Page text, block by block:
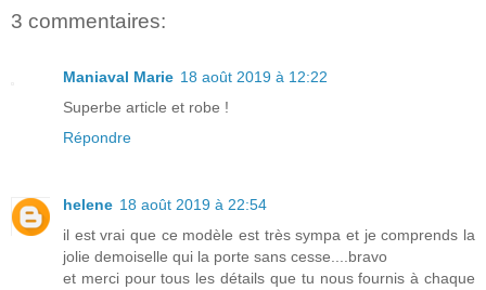
3 commentaires:
Maniaval Marie 18 août 2019 à 12:22
Superbe article et robe !
Répondre
helene 18 août 2019 à 22:54
il est vrai que ce modèle est très sympa et je comprends la
jolie demoiselle qui la porte sans cesse....bravo
et merci pour tous les détails que tu nous fournis à chaque